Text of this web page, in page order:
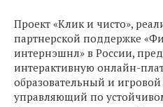
Проект «Клик и чисто»,
партнерской поддержке
интернэшнл» в России,
интерактивную онлайн-
образовательный и
управляющий по